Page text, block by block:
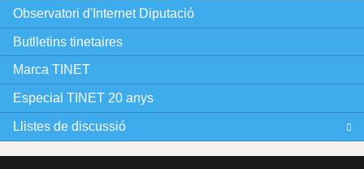
Observatori d'Internet Diputació
Butlletins tinetaires
Marca TINET
Especial TINET 20 anys
Llistes de discussió